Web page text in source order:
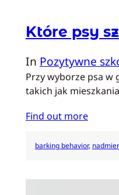
Które psy
In Pozytywne
Przy wyborze psa w
takich jak
Find out more
barking behavior,